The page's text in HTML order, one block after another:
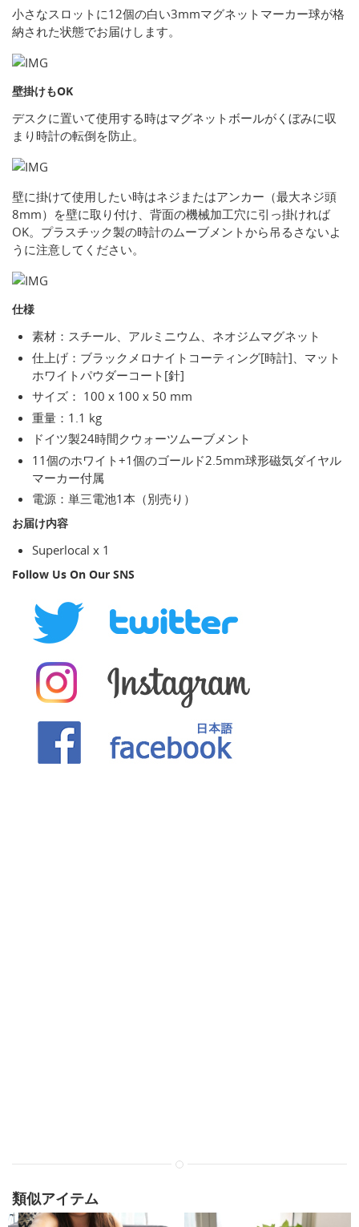
小さなスロットに12個の白い3mmマグネットマーカー球が格
納された状態でお届けします。
壁掛けもOK
デスクに置いて使用する時はマグネットボールがくぼみに収
まり時計の転倒を防止。
壁に掛けて使用したい時はネジまたはアンカー（最大ネジ頭
8mm）を壁に取り付け、背面の機械加工穴に引っ掛ければ
OK。プラスチック製の時計のムーブメントから吊るさないよ
うに注意してください。
仕様
素材：スチール、アルミニウム、ネオジムマグネット
仕上げ：ブラックメロナイトコーティング[時計]、マット
ホワイトパウダーコート[針]
サイズ： 100 x 100 x 50 mm
重量：1.1 kg
ドイツ製24時間クウォーツムーブメント
11個のホワイト+1個のゴールド2.5mm球形磁気ダイヤル
マーカー付属
電源：単三電池1本（別売り）
お届け内容
Superlocal x 1
Follow Us On Our SNS
類似アイテム